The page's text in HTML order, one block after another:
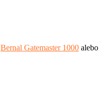
Bernal Gatemaster 1000 alebo